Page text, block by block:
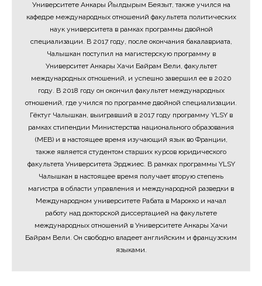
Университете Анкары Йылдырым Беязыт, также учился на
кафедре международных отношений факультета политических
наук университета в рамках программы двойной
специализации. В 2017 году, после окончания бакалавриата,
Чалышкан поступил на магистерскую программу в
Университет Анкары Хачи Байрам Вели, факультет
международных отношений, и успешно завершил ее в 2020
году. В 2018 году он окончил факультет международных
отношений, где учился по программе двойной специализации.
Гёктуг Чалышкан, выигравший в 2017 году программу YLSY в
рамках стипендии Министерства национального образования
(MEB) и в настоящее время изучающий язык во Франции,
также является студентом старших курсов юридического
факультета Университета Эрджиес. В рамках программы YLSY
Чалышкан в настоящее время получает вторую степень
магистра в области управления и международной разведки в
Международном университете Рабата в Марокко и начал
работу над докторской диссертацией на факультете
международных отношений в Университете Анкары Хачи
Байрам Вели. Он свободно владеет английским и французским
языками.